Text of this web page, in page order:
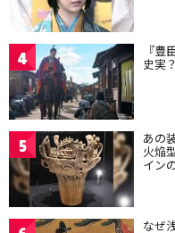
4 『
史実
5 あの
火焔
イン
なぜ